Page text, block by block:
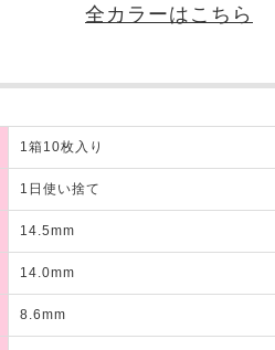
全カラーはこちら
1箱10枚入り
1日使い捨て
14.5mm
14.0mm
8.6mm